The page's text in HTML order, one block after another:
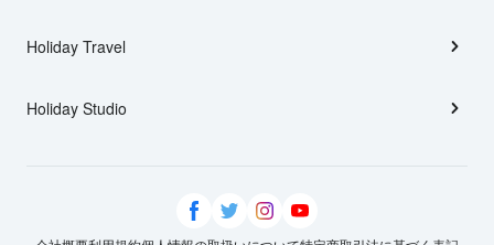
Holiday Travel
Holiday Studio